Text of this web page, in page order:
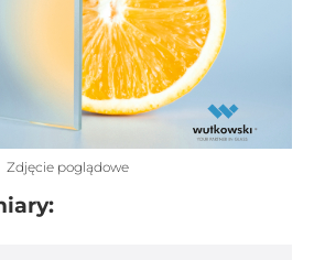
Zdjęcie poglądowe